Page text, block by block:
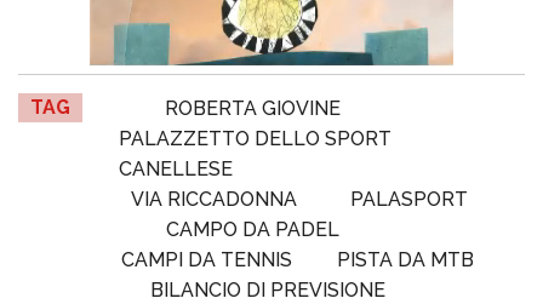
TAG
ROBERTA GIOVINE
PALAZZETTO DELLO SPORT
CANELLESE
VIA RICCADONNA
PALASPORT
CAMPO DA PADEL
CAMPI DA TENNIS
PISTA DA MTB
BILANCIO DI PREVISIONE